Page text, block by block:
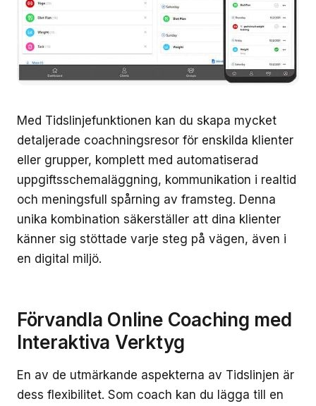
Med Tidslinjefunktionen kan du skapa mycket
detaljerade coachningsresor för enskilda klienter
eller grupper, komplett med automatiserad
uppgiftsschemaläggning, kommunikation i realtid
och meningsfull spårning av framsteg. Denna
unika kombination säkerställer att dina klienter
känner sig stöttade varje steg på vägen, även i
en digital miljö.
Förvandla Online Coaching med
Interaktiva Verktyg
En av de utmärkande aspekterna av Tidslinjen är
dess flexibilitet. Som coach kan du lägga till en